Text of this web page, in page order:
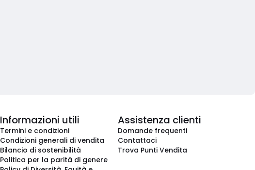
Informazioni utili
Termini e condizioni
Condizioni generali di vendita
Bilancio di sostenibilità
Politica per la parità di genere
Assistenza clienti
Domande frequenti
Contattaci
Trova Punti Vendita